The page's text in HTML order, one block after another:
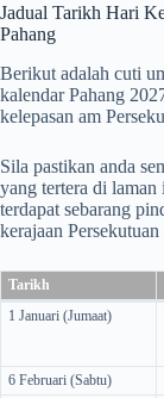
Jadual Tarikh Hari
Pahang
Berikut adalah cuti
kalendar Pahang
kelepasan am
Sila pastikan anda
yang tertera di laman
terdapat sebarang
kerajaan
Tarikh
1 Januari (Jumaat)
6 Februari (Sabtu)